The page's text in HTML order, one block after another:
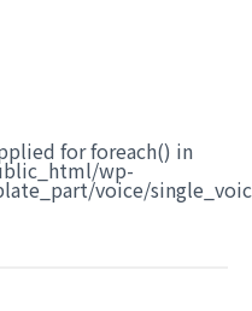
for foreach() in
wp-
voice/